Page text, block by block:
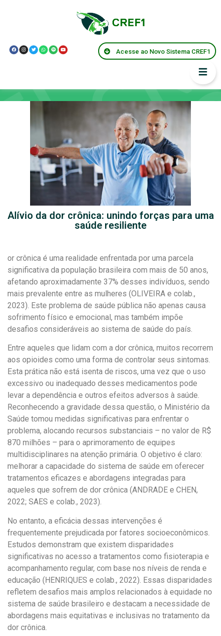
Acesse ao Novo Sistema CREF1
Alívio da dor crônica: unindo forças para uma
saúde resiliente
or crônica é uma realidade enfrentada por uma parcela
significativa da população brasileira com mais de 50 anos,
afetando aproximadamente 37% desses indivíduos, sendo
mais prevalente entre as mulheres (OLIVEIRA e colab.,
2023). Este problema de saúde pública não apenas causa
sofrimento físico e emocional, mas também impõe
desafios consideráveis ao sistema de saúde do país.
Entre aqueles que lidam com a dor crônica, muitos recorrem
aos opioides como uma forma de controlar seus sintomas.
Esta prática não está isenta de riscos, uma vez que o uso
excessivo ou inadequado desses medicamentos pode
levar a dependência e outros efeitos adversos à saúde.
Reconhecendo a gravidade dessa questão, o Ministério da
Saúde tomou medidas significativas para enfrentar o
problema, alocando recursos substanciais – no valor de R$
870 milhões – para o aprimoramento de equipes
multidisciplinares na atenção primária. O objetivo é claro:
melhorar a capacidade do sistema de saúde em oferecer
tratamentos eficazes e abordagens integradas para
aqueles que sofrem de dor crônica (ANDRADE e CHEN,
2022; SAES e colab., 2023).
No entanto, a eficácia dessas intervenções é
frequentemente prejudicada por fatores socioeconômicos.
Estudos demonstram que existem disparidades
significativas no acesso a tratamentos como fisioterapia e
acompanhamento regular, com base nos níveis de renda e
educação (HENRIQUES e colab., 2022). Essas disparidades
refletem desafios mais amplos relacionados à equidade no
sistema de saúde brasileiro e destacam a necessidade de
abordagens mais equitativas e inclusivas no tratamento da
dor crônica.